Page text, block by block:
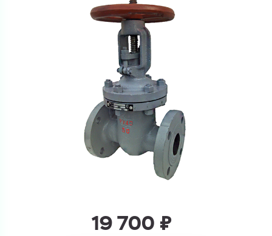
Купить как физ. лицо
Ваш запрос
Перечислите товары, которые вас интересуют
и укажите какую информацию вы хотите по ним
получить. Мы свяжемся с вами в ближайшее время.
19 700 ₽